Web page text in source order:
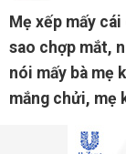
Mẹ xếp mấy
sao chợp mắt,
nói mấy bà mẹ
mắng chửi, mẹ